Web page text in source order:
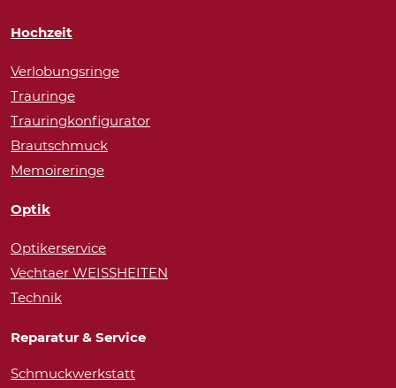
Hochzeit
Verlobungsringe
Trauringe
Trauringkonfigurator
Brautschmuck
Memoireringe
Optik
Optikerservice
Vechtaer WEISSHEITEN
Technik
Reparatur & Service
Schmuckwerkstatt